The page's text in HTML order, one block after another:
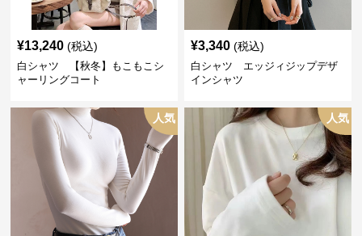
¥13,240 (税込)
白シャツ 【秋冬】もこもこシ
ャーリングコート
¥3,340 (税込)
白シャツ エッジィジップデザ
インシャツ
人気 人気